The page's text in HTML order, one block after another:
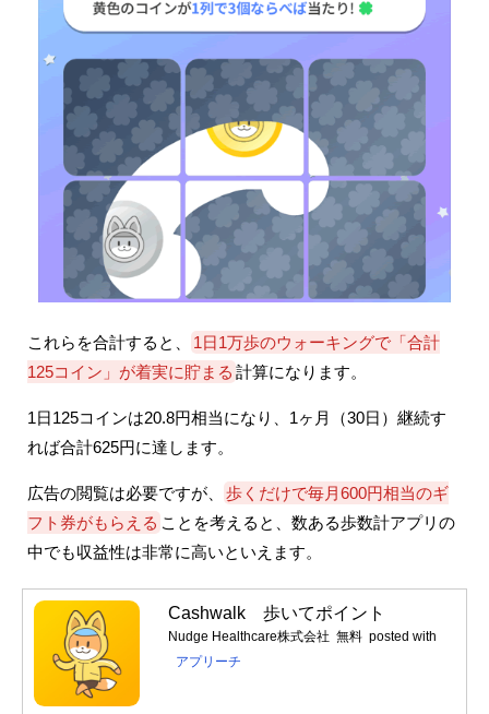
これらを合計すると、
1日1万歩のウォーキングで「合計
125コイン」が着実に貯まる 計算になります。
1日125コインは20.8円相当になり、1ヶ月（30日）継続す
れば合計625円に達します。
広告の閲覧は必要ですが、
歩くだけで毎月600円相当のギ
フト券がもらえる ことを考えると、数ある歩数計アプリの
中でも収益性は非常に高いといえます。
Cashwalk 歩いてポイント
Nudge Healthcare株式会社 無料 posted with
アプリーチ